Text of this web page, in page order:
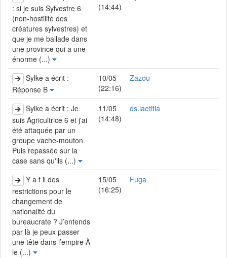
: si je suis Sylvestre 6
(non-hostilité des
créatures sylvestres) et
que je me ballade dans
une province qui a une
énorme (...)
(14:44)
Sylke a écrit :
Réponse B
10/05
(22:16)
Zazou
Sylke a écrit : Je
suis Agricultrice 6 et j'ai
été attaquée par un
groupe vache-mouton.
Puis repassée sur la
case sans qu'ils (...)
11/05
(14:48)
ds.laetitia
Y a t il des
restrictions pour le
changement de
nationalité du
bureaucrate ? J’entends
par là je peux passer
une tête dans l’empire À
le (...)
15/05
(16:25)
Fuga